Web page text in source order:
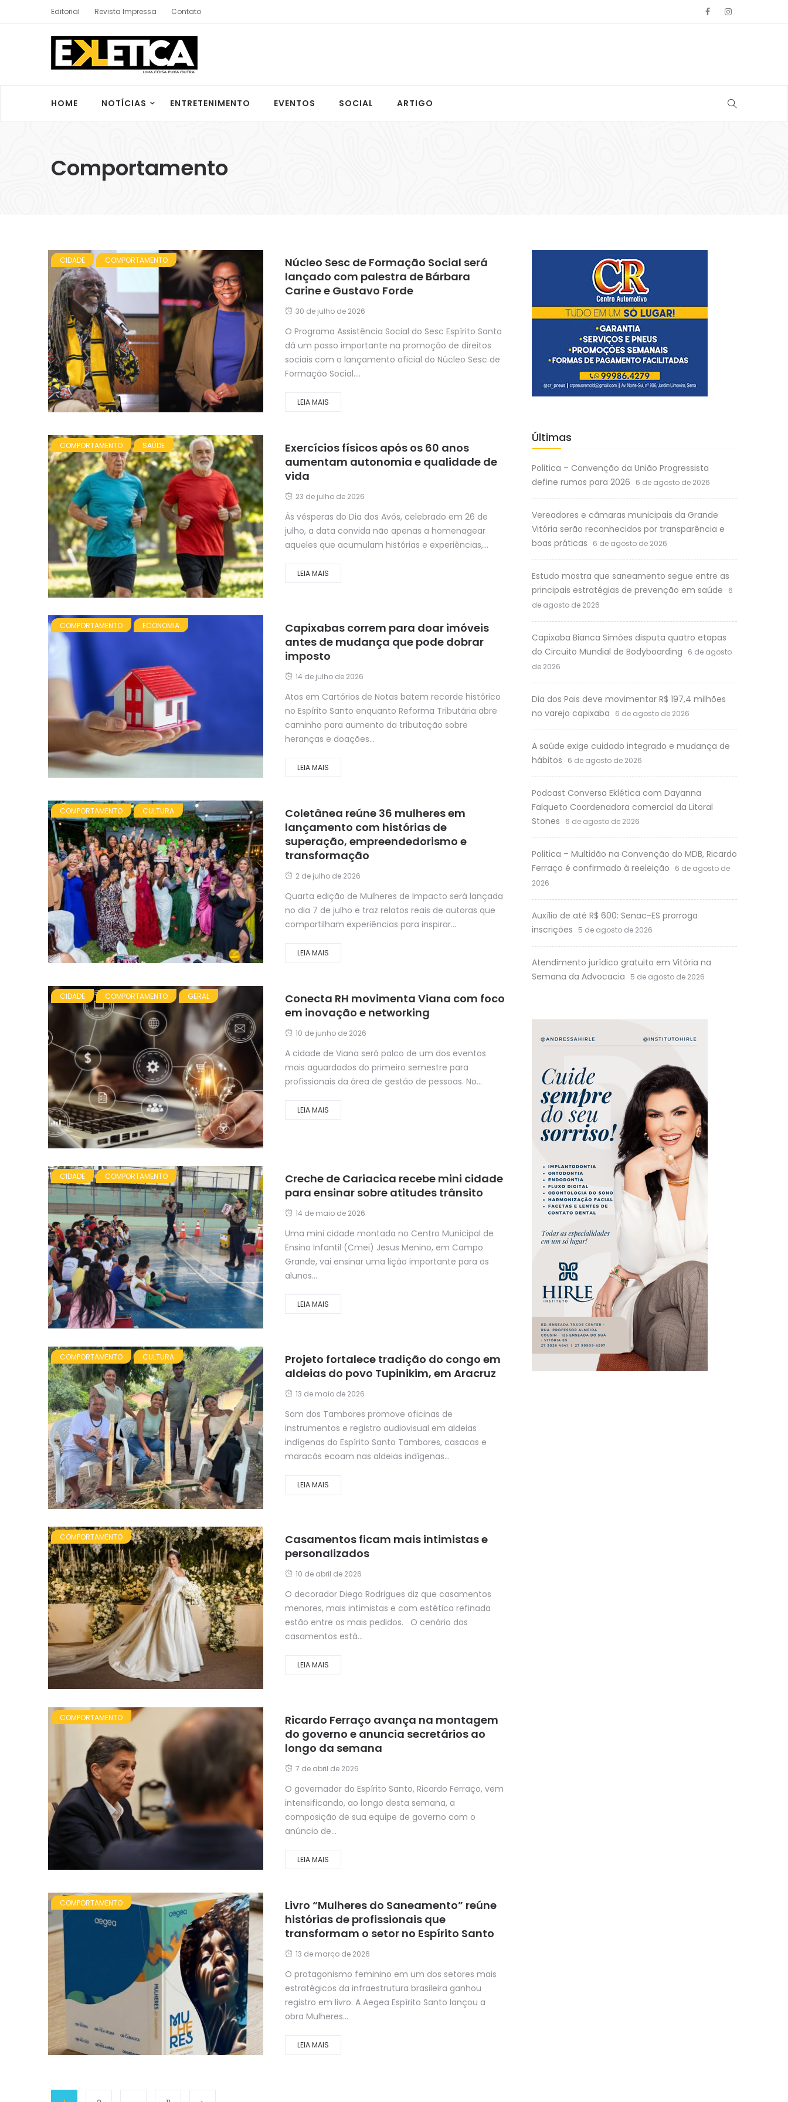
Editorial Revista Impressa Contato
HOME NOTÍCIAS ENTRETENIMENTO EVENTOS SOCIAL ARTIGO
Comportamento
CIDADE COMPORTAMENTO
Núcleo Sesc de Formação Social será
lançado com palestra de Bárbara
Carine e Gustavo Forde
30 de julho de 2026
O Programa Assistência Social do Sesc Espírito Santo
dá um passo importante na promoção de direitos
sociais com o lançamento oficial do Núcleo Sesc de
Formação Social....
LEIA MAIS
COMPORTAMENTO SAÚDE
Exercícios físicos após os 60 anos
aumentam autonomia e qualidade de
vida
23 de julho de 2026
Às vésperas do Dia dos Avós, celebrado em 26 de
julho, a data convida não apenas a homenagear
aqueles que acumulam histórias e experiências,...
LEIA MAIS
COMPORTAMENTO ECONOMIA
Capixabas correm para doar imóveis
antes de mudança que pode dobrar
imposto
14 de julho de 2026
Atos em Cartórios de Notas batem recorde histórico
no Espírito Santo enquanto Reforma Tributária abre
caminho para aumento da tributação sobre
heranças e doações...
LEIA MAIS
COMPORTAMENTO CULTURA
Coletânea reúne 36 mulheres em
lançamento com histórias de
superação, empreendedorismo e
transformação
2 de julho de 2026
Quarta edição de Mulheres de Impacto será lançada
no dia 7 de julho e traz relatos reais de autoras que
compartilham experiências para inspirar...
LEIA MAIS
CIDADE COMPORTAMENTO GERAL
Conecta RH movimenta Viana com foco
em inovação e networking
10 de junho de 2026
A cidade de Viana será palco de um dos eventos
mais aguardados do primeiro semestre para
profissionais da área de gestão de pessoas. No...
LEIA MAIS
CIDADE COMPORTAMENTO
Creche de Cariacica recebe mini cidade
para ensinar sobre atitudes trânsito
14 de maio de 2026
Uma mini cidade montada no Centro Municipal de
Ensino Infantil (Cmei) Jesus Menino, em Campo
Grande, vai ensinar uma lição importante para os
alunos...
LEIA MAIS
COMPORTAMENTO CULTURA
Projeto fortalece tradição do congo em
aldeias do povo Tupinikim, em Aracruz
13 de maio de 2026
Som dos Tambores promove oficinas de
instrumentos e registro audiovisual em aldeias
indígenas do Espírito Santo Tambores, casacas e
maracás ecoam nas aldeias indígenas...
LEIA MAIS
COMPORTAMENTO
Casamentos ficam mais intimistas e
personalizados
10 de abril de 2026
O decorador Diego Rodrigues diz que casamentos
menores, mais intimistas e com estética refinada
estão entre os mais pedidos. O cenário dos
casamentos está...
LEIA MAIS
COMPORTAMENTO
Ricardo Ferraço avança na montagem
do governo e anuncia secretários ao
longo da semana
7 de abril de 2026
O governador do Espírito Santo, Ricardo Ferraço, vem
intensificando, ao longo desta semana, a
composição de sua equipe de governo com o
anúncio de...
LEIA MAIS
COMPORTAMENTO
Livro “Mulheres do Saneamento” reúne
histórias de profissionais que
transformam o setor no Espírito Santo
13 de março de 2026
O protagonismo feminino em um dos setores mais
estratégicos da infraestrutura brasileira ganhou
registro em livro. A Aegea Espírito Santo lançou a
obra Mulheres...
LEIA MAIS
Últimas
Politica – Convenção da União Progressista
define rumos para 2026
6 de agosto de 2026
Vereadores e câmaras municipais da Grande
Vitória serão reconhecidos por transparência e
boas práticas
6 de agosto de 2026
Estudo mostra que saneamento segue entre as
principais estratégias de prevenção em saúde
6
de agosto de 2026
Capixaba Bianca Simões disputa quatro etapas
do Circuito Mundial de Bodyboarding
6 de agosto
de 2026
Dia dos Pais deve movimentar R$ 197,4 milhões
no varejo capixaba
6 de agosto de 2026
A saúde exige cuidado integrado e mudança de
hábitos
6 de agosto de 2026
Podcast Conversa Eklética com Dayanna
Falqueto Coordenadora comercial da Litoral
Stones
6 de agosto de 2026
Politica – Multidão na Convenção do MDB, Ricardo
Ferraço é confirmado à reeleição
6 de agosto de
2026
Auxílio de até R$ 600: Senac-ES prorroga
inscrições
5 de agosto de 2026
Atendimento jurídico gratuito em Vitória na
Semana da Advocacia
5 de agosto de 2026